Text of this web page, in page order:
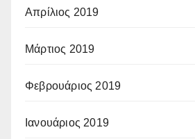
Απρίλιος 2019
Μάρτιος 2019
Φεβρουάριος 2019
Ιανουάριος 2019